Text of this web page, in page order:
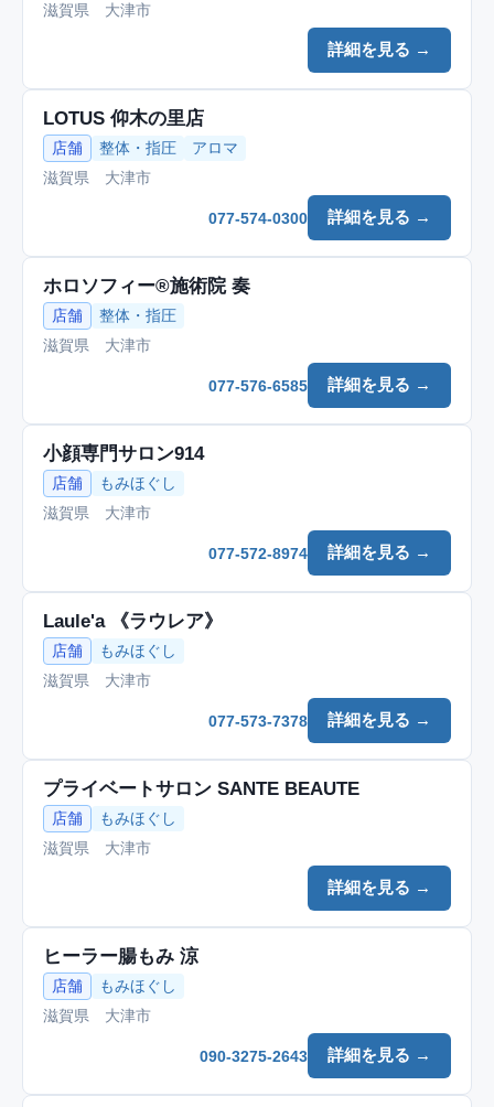
滋賀県 大津市
詳細を見る →
LOTUS 仰木の里店
店舗 整体・指圧
アロマ
滋賀県 大津市
詳細を見る →
077-574-0300
ホロソフィー®︎施術院 奏
店舗
整体・指圧
滋賀県 大津市
詳細を見る →
077-576-6585
小顔専門サロン914
店舗
もみほぐし
滋賀県 大津市
詳細を見る →
077-572-8974
Laule'a 《ラウレア》
店舗
もみほぐし
滋賀県 大津市
詳細を見る →
077-573-7378
プライベートサロン SANTE BEAUTE
店舗
もみほぐし
滋賀県 大津市
詳細を見る →
ヒーラー腸もみ 涼
店舗
もみほぐし
滋賀県 大津市
詳細を見る →
090-3275-2643